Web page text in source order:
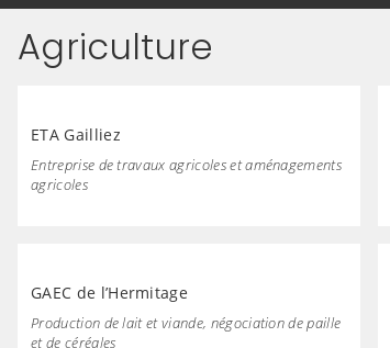
Agriculture
ETA Gailliez
Entreprise de travaux agricoles et aménagements
agricoles
GAEC de l’Hermitage
Production de lait et viande, négociation de paille
et de céréales